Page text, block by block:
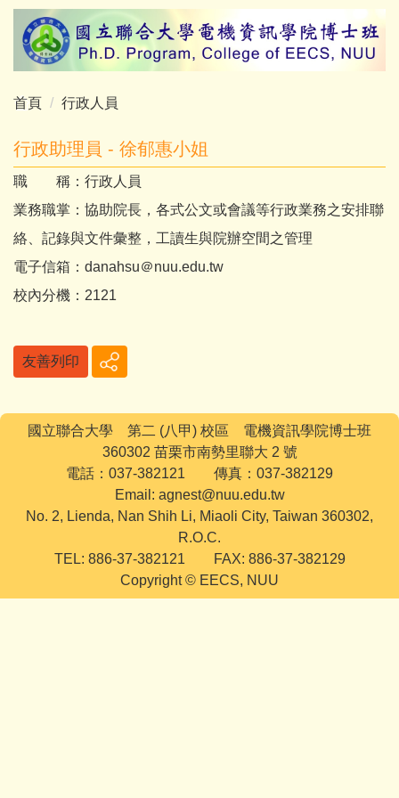
跳
內
區
首頁 行政人員
行政助理員 - 徐郁惠小姐
職 稱：行政人員
業務職掌：協助院長，各式公文或會議等行政業務之安排聯
絡、記錄與文件彙整，工讀生與院辦空間之管理
電子信箱：danahsu＠nuu.edu.tw
校內分機：2121
友善列印
國立聯合大學 第二 (八甲) 校區 電機資訊學院博士班
360302 苗栗市南勢里聯大 2 號
電話：037-382121 傳真：037-382129
Email: agnest@nuu.edu.tw
No. 2, Lienda, Nan Shih Li, Miaoli City, Taiwan 360302,
R.O.C.
TEL: 886-37-382121 FAX: 886-37-382129
Copyright © EECS, NUU